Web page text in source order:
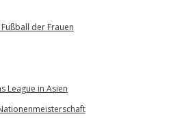
der Frauen
League in Asien